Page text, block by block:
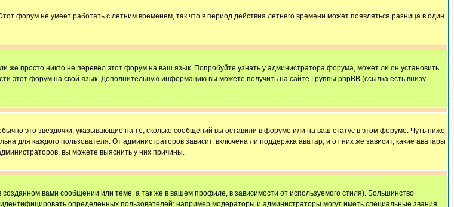
форум не умеет работать с летним временем, так что в период действия летнего времени может появляться разница в один
же просто никто не перевёл этот форум на ваш язык. Попробуйте узнать у администратора форума, может ли он установить
этот форум на свой язык. Дополнительную информацию вы можете получить на сайте Группы phpBB (ссылка есть внизу
это звёздочки, указывающие на то, сколько сообщений вы оставили в форуме или на ваш статус в этом форуме. Чуть ниже
для каждого пользователя. От администраторов зависит, включена ли поддержка аватар, и от них же зависит, какие аватары
вы можете выяснить у них причины.
вами сообщении или теме, а так же в вашем профиле, в зависимости от используемого стиля). Большинство
определенных пользователей: например модераторы и администраторы могут иметь специальные звания.